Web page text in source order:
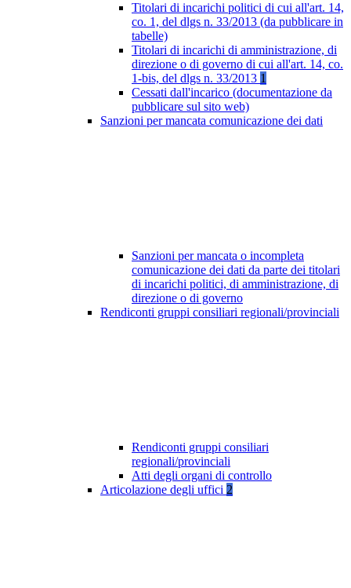
Titolari di incarichi politici di cui all'art. 14,
co. 1, del dlgs n. 33/2013 (da pubblicare in
tabelle)
Titolari di incarichi di amministrazione, di
direzione o di governo di cui all'art. 14, co.
1-bis, del dlgs n. 33/2013 1
Cessati dall'incarico (documentazione da
pubblicare sul sito web)
Sanzioni per mancata comunicazione dei dati
Sanzioni per mancata o incompleta
comunicazione dei dati da parte dei titolari
di incarichi politici, di amministrazione, di
direzione o di governo
Rendiconti gruppi consiliari regionali/provinciali
Rendiconti gruppi consiliari
regionali/provinciali
Atti degli organi di controllo
Articolazione degli uffici 2